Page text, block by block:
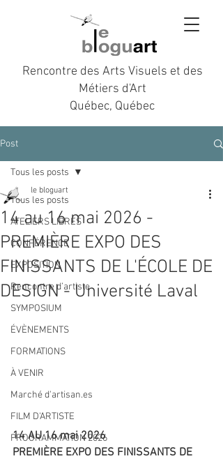
Rencontre des Arts Visuels et des
Métiers d'Art
Québec, Québec
Post
Tous les posts
ATELIERS LIBRES
CONFÉRENCE
EXPOSITION
Rencontre d’artiste
SYMPOSIUM
ÉVÈNEMENTS
FORMATIONS
À VENIR
Marché d'artisan.es
FILM D'ARTISTE
PROGRAMMATION 2026
Tous les posts
14 au 16 mai 2026 -
PREMIÈRE EXPO DES
FINISSANTS DE L'ÉCOLE DE
DESIGN - Université Laval
le bloguart
14 AU 16 mai 2026
PREMIÈRE EXPO DES FINISSANTS DE